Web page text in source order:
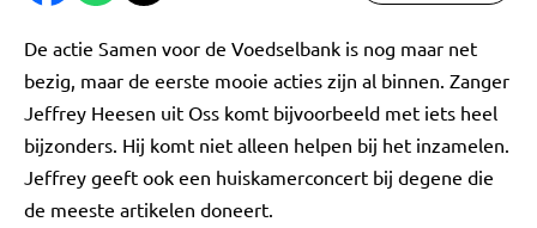
De actie Samen voor de Voedselbank is nog maar net
bezig, maar de eerste mooie acties zijn al binnen. Zanger
Jeffrey Heesen uit Oss komt bijvoorbeeld met iets heel
bijzonders. Hij komt niet alleen helpen bij het inzamelen.
Jeffrey geeft ook een huiskamerconcert bij degene die
de meeste artikelen doneert.